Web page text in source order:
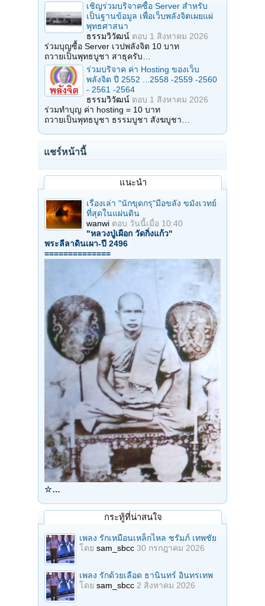
เชิญร่วมบริจาคซื้อ Server สำหรับ
เป็นฐานข้อมูล เพื่อเว็บพลังจิตเผยแผ่
พุทธศาสนา
ธรรมวิวัฒน์ ตอบ 1 สิงหาคม 2026
ร่วมบุญซื้อ Server เวปพลังจิต 10 บาท
ถวายเป็นพุทธบูชา สาธุครับ…
ร่วมบริจาค ค่า Hosting ของเว็บ
พลังจิต ปี 2552 ...2558 -2559 -2560
- 2561 -2564
ธรรมวิวัฒน์ ตอบ 1 สิงหาคม 2026
ร่วมทำบุญ ค่า hosting = 10 บาท
ถวายเป็นพุทธบูชา ธรรมบูชา สังฆบูชา…
แชร์หน้านี้
แนะนำ
เรื่องเล่า "นักขุดกรุ"มือขลัง ขมังเวทย์
ที่สุดในแผ่นดิน
wanwi ตอบ วันนี้เมื่อ 10:40
"หลวงปู่เผือก วัดกิ่งแก้ว"
พระลีลาดินเผา-ปี 2496
==============
☆…
กระทู้ที่น่าสนใจ
เพลง รักเหมือนเหล็กไหล ชรัมภ์ เทพชัย
โดย sam_sbcc 30 กรกฎาคม 2026
เพลง รักด้วยเลือด ธานินทร์ อินทรเทพ
โดย sam_sbcc 2 สิงหาคม 2026